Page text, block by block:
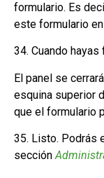
formulario. Es
este formulario
34. Cuando hayas
El panel se
esquina superior
que el formulario
35. Listo. Podrás
sección